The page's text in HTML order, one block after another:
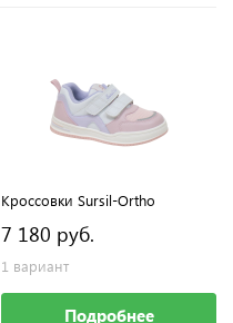
Кроссовки Sursil-Ortho
7 180 руб.
1 вариант
Подробнее